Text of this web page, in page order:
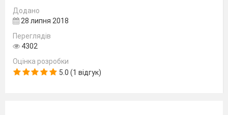
Додано
28 липня 2018
Переглядів
4302
Оцінка розробки
5.0 (1 відгук)